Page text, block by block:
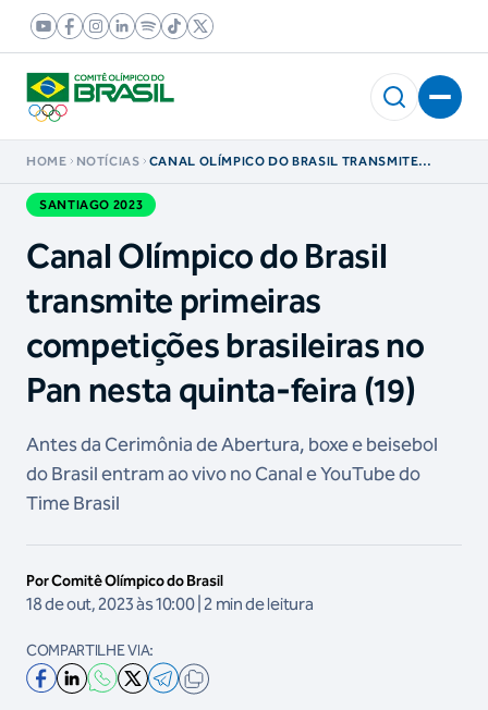
HOME NOTÍCIAS
CANAL OLÍMPICO DO BRASIL TRANSMITE
NESTA QUINTA-FEIRA (19)
SANTIAGO 2023
Canal Olímpico do Brasil
transmite primeiras
competições brasileiras no
Pan nesta quinta-feira (19)
Antes da Cerimônia de Abertura, boxe e beisebol
do Brasil entram ao vivo no Canal e YouTube do
Time Brasil
Por Comitê Olímpico do Brasil
18 de out, 2023 às 10:00 | 2 min de leitura
COMPARTILHE VIA: